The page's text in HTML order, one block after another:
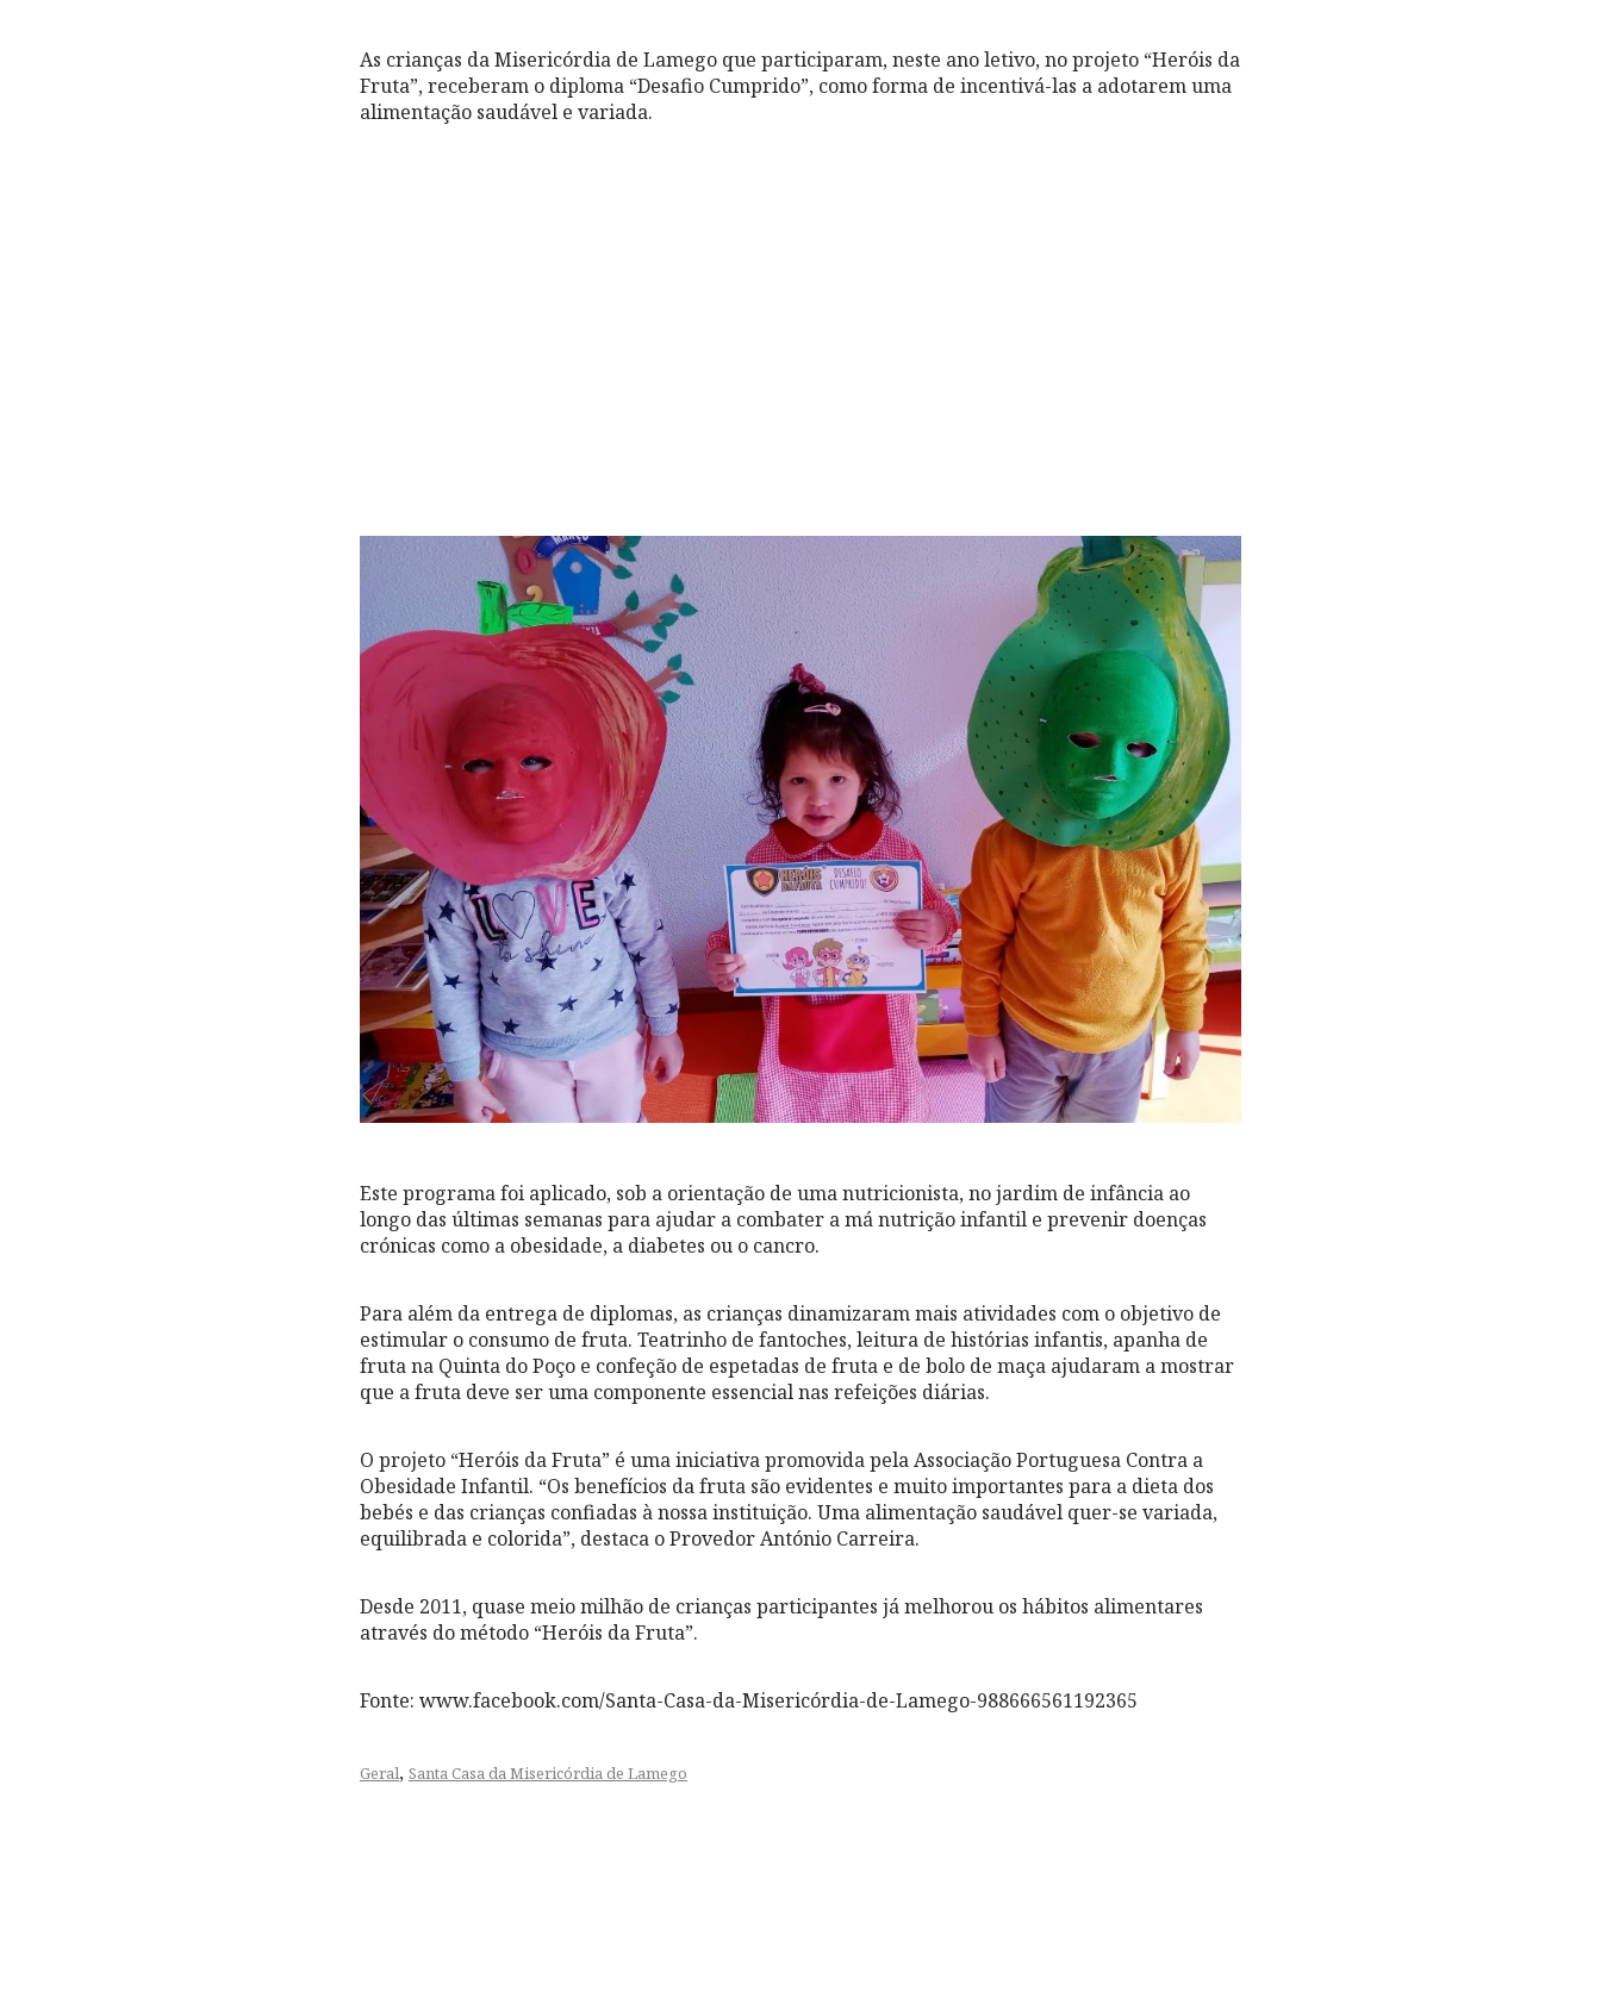
As crianças da Misericórdia de Lamego que participaram, neste ano letivo, no projeto “Heróis da
Fruta”, receberam o diploma “Desafio Cumprido”, como forma de incentivá-las a adotarem uma
alimentação saudável e variada.
Este programa foi aplicado, sob a orientação de uma nutricionista, no jardim de infância ao
longo das últimas semanas para ajudar a combater a má nutrição infantil e prevenir doenças
crónicas como a obesidade, a diabetes ou o cancro.
Para além da entrega de diplomas, as crianças dinamizaram mais atividades com o objetivo de
estimular o consumo de fruta. Teatrinho de fantoches, leitura de histórias infantis, apanha de
fruta na Quinta do Poço e confeção de espetadas de fruta e de bolo de maça ajudaram a mostrar
que a fruta deve ser uma componente essencial nas refeições diárias.
O projeto “Heróis da Fruta” é uma iniciativa promovida pela Associação Portuguesa Contra a
Obesidade Infantil. “Os benefícios da fruta são evidentes e muito importantes para a dieta dos
bebés e das crianças confiadas à nossa instituição. Uma alimentação saudável quer-se variada,
equilibrada e colorida”, destaca o Provedor António Carreira.
Desde 2011, quase meio milhão de crianças participantes já melhorou os hábitos alimentares
através do método “Heróis da Fruta”.
Fonte: www.facebook.com/Santa-Casa-da-Misericórdia-de-Lamego-988666561192365
Geral, Santa Casa da Misericórdia de Lamego